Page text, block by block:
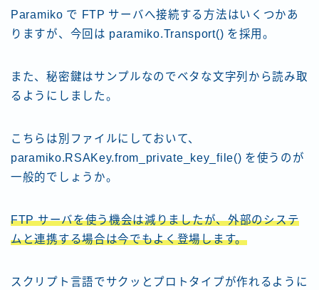
Paramiko で FTP サーバへ接続する方法はいくつかあ
りますが、今回は paramiko.Transport() を採用。
また、秘密鍵はサンプルなのでベタな文字列から読み取
るようにしました。
こちらは別ファイルにしておいて、
paramiko.RSAKey.from_private_key_file() を使うのが
一般的でしょうか。
FTP サーバを使う機会は減りましたが、外部のシステ
ムと連携する場合は今でもよく登場します。
スクリプト言語でサクッとプロトタイプが作れるように